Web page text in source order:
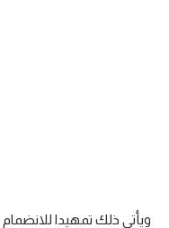
ويأتي ذلك تمهيدا